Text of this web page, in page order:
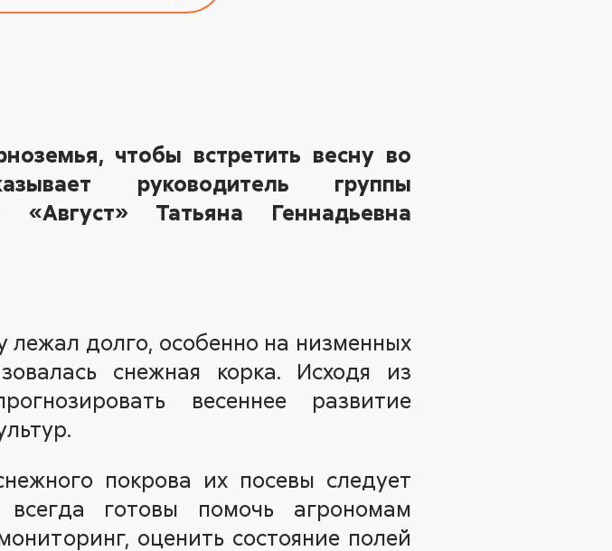
чтобы встретить весну во
руководитель группы
«Август» Татьяна Геннадьевна
лежал долго, особенно на низменных
снежная корка. Исходя из
весеннее развитие
покрова их посевы следует
всегда готовы помочь агрономам
оценить состояние полей